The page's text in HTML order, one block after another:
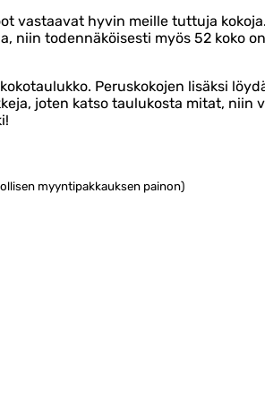
vastaavat hyvin meille tuttuja
niin todennäköisesti myös 52 koko
Peruskokojen lisäksi
joten katso taulukosta mitat, niin
myyntipakkauksen painon)